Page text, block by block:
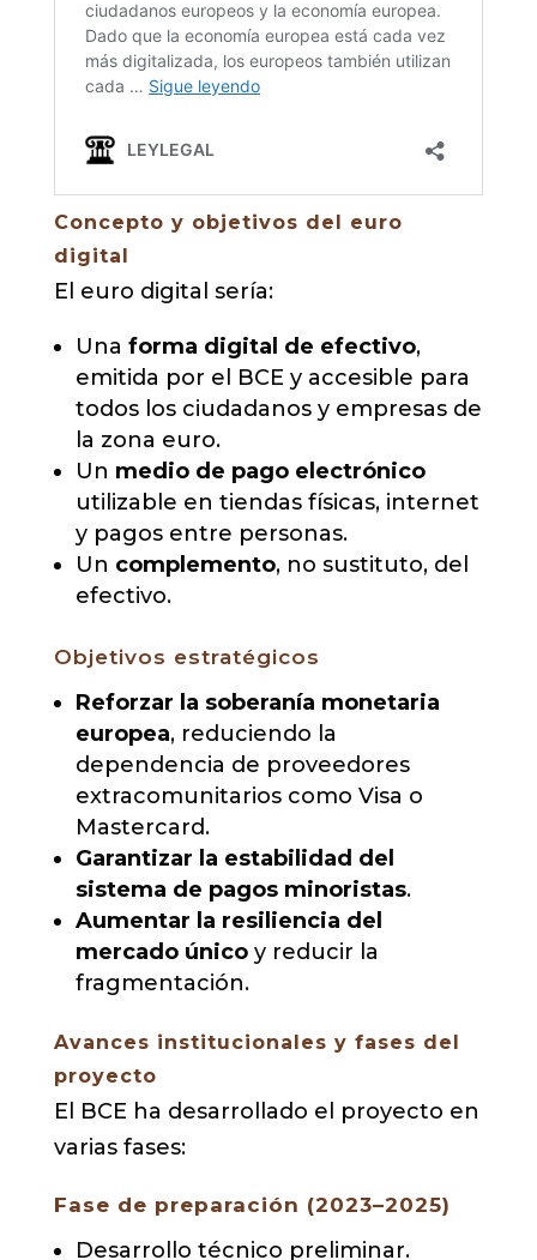
Concepto y objetivos del euro
digital
El euro digital sería:
Una forma digital de efectivo,
emitida por el BCE y accesible para
todos los ciudadanos y empresas de
la zona euro.
Un medio de pago electrónico
utilizable en tiendas físicas, internet
y pagos entre personas.
Un complemento, no sustituto, del
efectivo.
Objetivos estratégicos
Reforzar la soberanía monetaria
europea, reduciendo la
dependencia de proveedores
extracomunitarios como Visa o
Mastercard.
Garantizar la estabilidad del
sistema de pagos minoristas.
Aumentar la resiliencia del
mercado únicoy reducir la
fragmentación.
Avances institucionales y fases del
proyecto
El BCE ha desarrollado el proyecto en
varias fases:
Fase de preparación (2023–2025)
Desarrollo técnico preliminar.